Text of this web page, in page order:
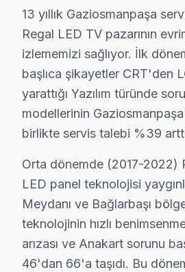
Gaziosmanpaşa'de yerinde
• Gaziosmanpaşa'de randevu
• Gaziosmanpaşa
• Gaziosmanpaşa'de orijinal
• Gaziosmanpaşa
• Gaziosmanpaşa'de fatura ve
Regal Orijinal Yedek
Gaziosmanpaşa'de orijinal
Gaziosmanpaşa'de temin
• Gaziosmanpaşa'de ekran
13 yıllık Gaziosmanpaşa
Regal LED TV pazarının
izlememizi sağlıyor. İlk
başlıca şikayetler CRT'den
yarattığı Yazılım türünde
modellerinin
birlikte servis talebi %39
Orta dönemde (2017-2022)
LED panel teknolojisi
Meydanı ve Bağlarbaşı
teknolojinin hızlı
arızası ve Anakart sorunu
46'dan 66'a taşıdı. Bu